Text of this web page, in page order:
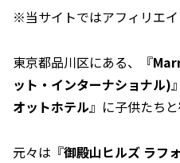
※当サイトではアフィリエ
東京都品川区にある、『
ット・インターナショナル)
オットホテル』に子供たち
元々は『御殿山ヒルズ ラフ